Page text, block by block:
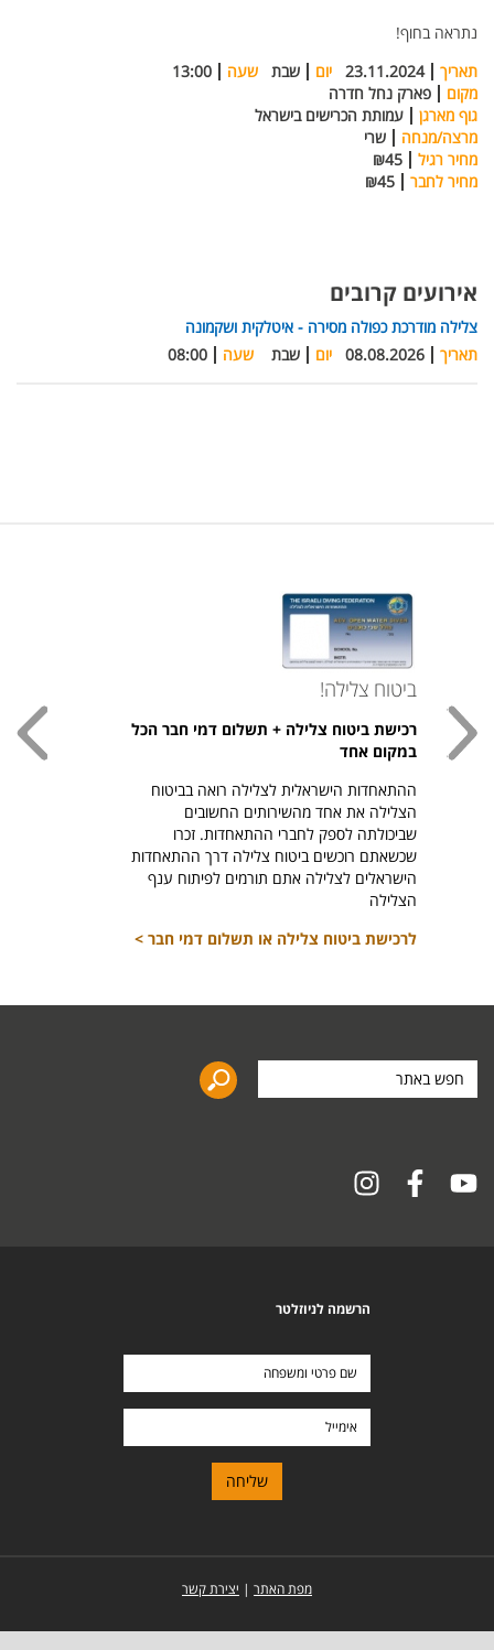
נתראה בחוף!
תאריך
23.11.2024 יום שבת שעה
13:00
מקום
פארק נחל חדרה
גוף מארגן
עמותת הכרישים בישראל
מרצה/מנחה
שרי
מחיר רגיל
₪45
מחיר לחבר
₪45
אירועים קרובים
צלילה מודרכת כפולה מסירה - איטלקית ושקמונה
תאריך
08.08.2026 יום שבת שעה 08:00
ביטוח צלילה!
רכישת ביטוח צלילה + תשלום דמי חבר הכל
במקום אחד
ההתאחדות הישראלית לצלילה רואה בביטוח
הצלילה את אחד מהשירותים החשובים
שביכולתה לספק לחברי ההתאחדות. זכרו
שכשאתם רוכשים ביטוח צלילה דרך ההתאחדות
הישראלים לצלילה אתם תורמים לפיתוח ענף
הצלילה
לרכישת ביטוח צלילה או תשלום דמי חבר >
באתר
הרשמה לניוזלטר
מפת האתר | יצירת קשר